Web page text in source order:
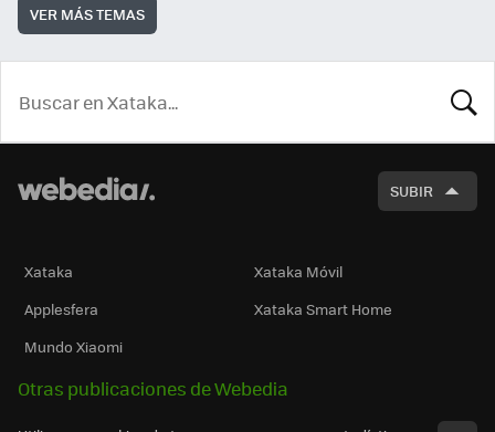
VER MÁS TEMAS
SUBIR
Xataka
Xataka Móvil
Applesfera
Xataka Smart Home
Mundo Xiaomi
Otras publicaciones de Webedia